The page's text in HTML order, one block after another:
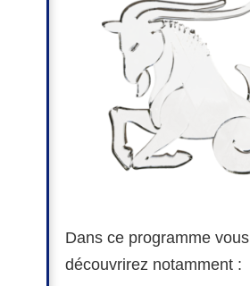
Dans ce programme vous
découvrirez notamment :